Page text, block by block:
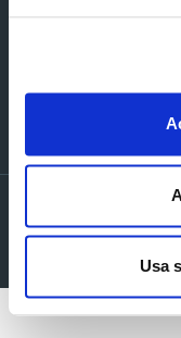
Usa
Via Verizzo, 1030 - 31053
0438 82096 C.F. - P.I. -
Cookie Policy